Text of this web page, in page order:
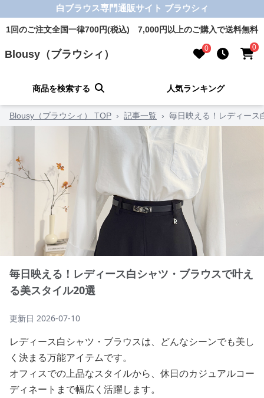
白ブラウス専門通販サイト ブラウシィ
1回のご注文全国一律700円(税込) 7,000円以上のご購入で送料無料
Blousy（ブラウシィ） 0 0
商品を検索する 人気ランキング
Blousy（ブラウシィ） TOP › 記事一覧 › 毎日映える！レディース
毎日映える！レディース白シャツ・ブラウスで叶え
る美スタイル20選
更新日 2026-07-10
レディース白シャツ・ブラウスは、どんなシーンでも美し
く決まる万能アイテムです。
オフィスでの上品なスタイルから、休日のカジュアルコー
ディネートまで幅広く活躍します。